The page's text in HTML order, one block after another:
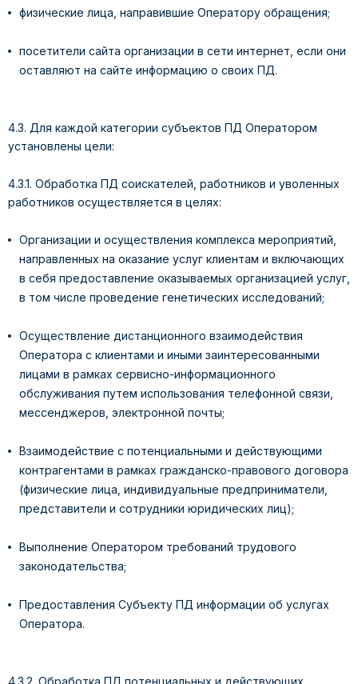
физические лица, направившие Оператору обращения;
посетители сайта организации в сети интернет, если они
оставляют на сайте информацию о своих ПД.
4.3. Для каждой категории субъектов ПД Оператором
установлены цели:
4.3.1. Обработка ПД соискателей, работников и уволенных
работников осуществляется в целях:
Организации и осуществления комплекса мероприятий,
направленных на оказание услуг клиентам и включающих
в себя предоставление оказываемых организацией услуг,
в том числе проведение генетических исследований;
Осуществление дистанционного взаимодействия
Оператора с клиентами и иными заинтересованными
лицами в рамках сервисно-информационного
обслуживания путем использования телефонной связи,
мессенджеров, электронной почты;
Взаимодействие с потенциальными и действующими
контрагентами в рамках гражданско-правового договора
(физические лица, индивидуальные предприниматели,
представители и сотрудники юридических лиц);
Выполнение Оператором требований трудового
законодательства;
Предоставления Субъекту ПД информации об услугах
Оператора.
4.3.2. Обработка ПД потенциальных и действующих